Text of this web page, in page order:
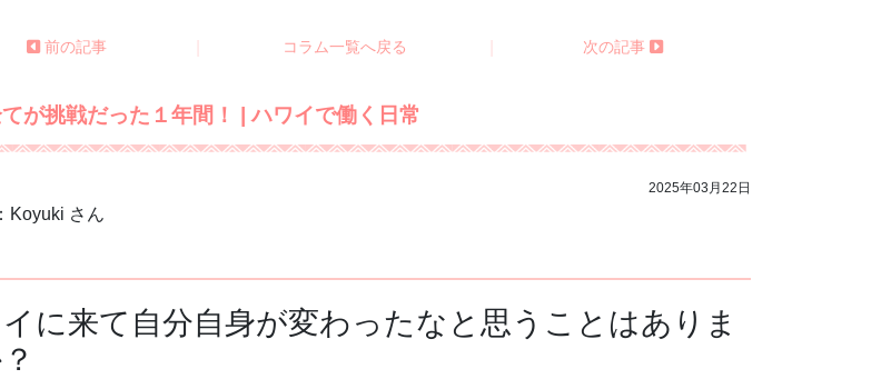
前の記事 コラム一覧へ戻る 次の記事
が挑戦だった１年間！ | ハワイで働く日常
2025年03月22日
Koyuki さん
に来て自分自身が変わったなと思うことはありま